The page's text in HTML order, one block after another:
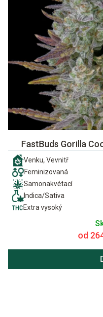
FastBuds Gorilla
Venku, Vevnitř
Feminizovaná
Samonakvétací
Indica/Sativa
Extra vysoký
od